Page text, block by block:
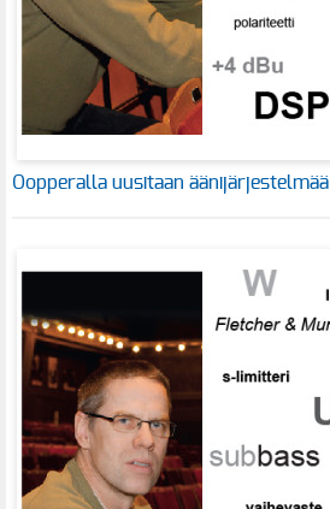
Oopperalla uusitaan äänijärjestelmää